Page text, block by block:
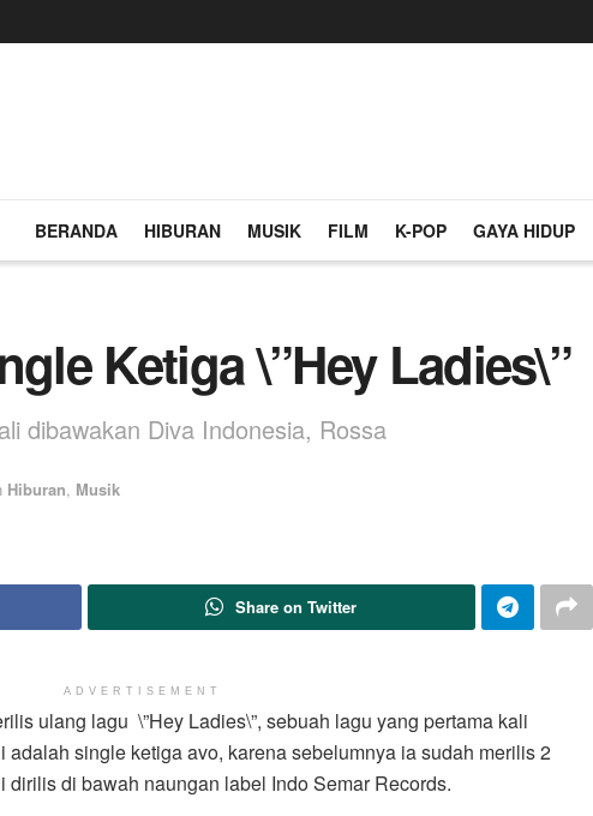
BERANDA HIBURAN MUSIK FILM K-POP GAYA HIDUP
Ketiga \”Hey Ladies\”
dibawakan Diva Indonesia, Rossa
Hiburan, Musik
Share on Twitter
ADVERTISEMENT
ulang lagu \”Hey Ladies\”, sebuah lagu yang pertama kali
adalah single ketiga avo, karena sebelumnya ia sudah merilis 2
di bawah naungan label Indo Semar Records.